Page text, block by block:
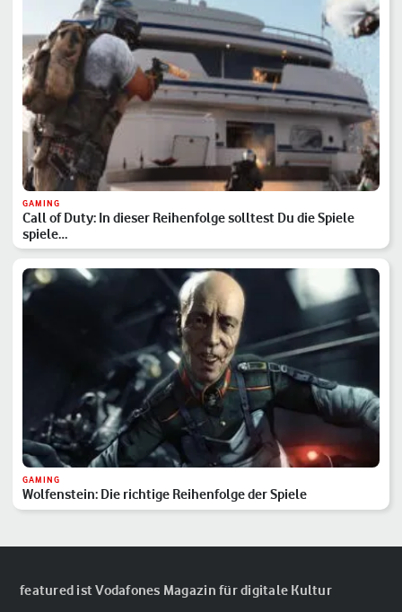
GAMING
Call of Duty: In dieser Reihenfolge solltest Du die Spiele
spiele…
GAMING
Wolfenstein: Die richtige Reihenfolge der Spiele
featured ist Vodafones Magazin für digitale Kultur